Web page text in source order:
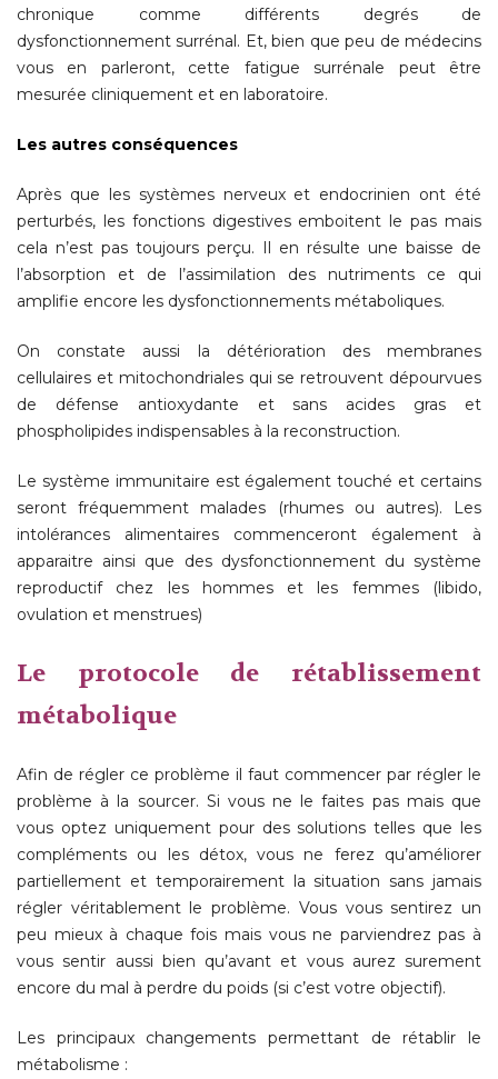
chronique comme différents degrés de
dysfonctionnement surrénal. Et, bien que peu de médecins
vous en parleront, cette fatigue surrénale peut être
mesurée cliniquement et en laboratoire.
Les autres conséquences
Après que les systèmes nerveux et endocrinien ont été
perturbés, les fonctions digestives emboitent le pas mais
cela n’est pas toujours perçu. Il en résulte une baisse de
l’absorption et de l’assimilation des nutriments ce qui
amplifie encore les dysfonctionnements métaboliques.
On constate aussi la détérioration des membranes
cellulaires et mitochondriales qui se retrouvent dépourvues
de défense antioxydante et sans acides gras et
phospholipides indispensables à la reconstruction.
Le système immunitaire est également touché et certains
seront fréquemment malades (rhumes ou autres). Les
intolérances alimentaires commenceront également à
apparaitre ainsi que des dysfonctionnement du système
reproductif chez les hommes et les femmes (libido,
ovulation et menstrues)
Le protocole de rétablissement
métabolique
Afin de régler ce problème il faut commencer par régler le
problème à la sourcer. Si vous ne le faites pas mais que
vous optez uniquement pour des solutions telles que les
compléments ou les détox, vous ne ferez qu’améliorer
partiellement et temporairement la situation sans jamais
régler véritablement le problème. Vous vous sentirez un
peu mieux à chaque fois mais vous ne parviendrez pas à
vous sentir aussi bien qu’avant et vous aurez surement
encore du mal à perdre du poids (si c’est votre objectif).
Les principaux changements permettant de rétablir le
métabolisme :